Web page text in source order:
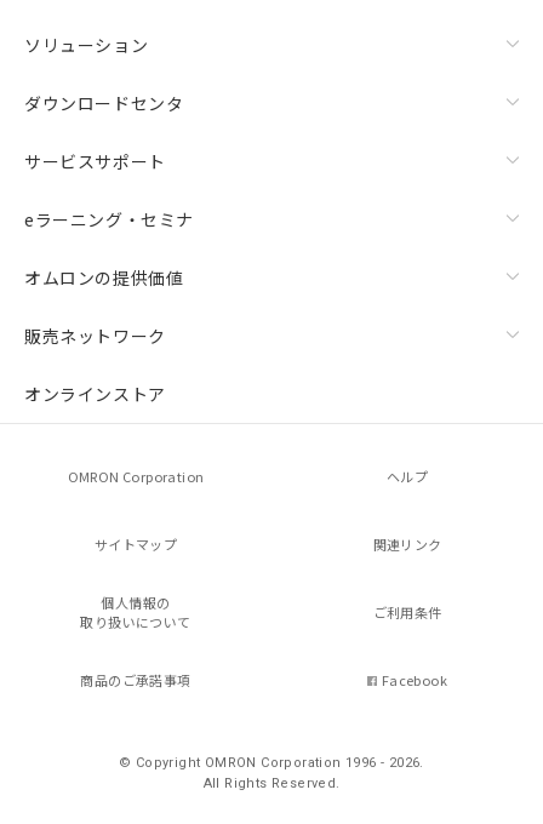
ソリューション
ダウンロードセンタ
サービスサポート
eラーニング・セミナ
オムロンの提供価値
販売ネットワーク
オンラインストア
OMRON Corporation ヘルプ
サイトマップ 関連リンク
個人情報の
取り扱いについて
ご利用条件
商品のご承諾事項 Facebook
© Copyright OMRON Corporation 1996 - 2026.
All Rights Reserved.